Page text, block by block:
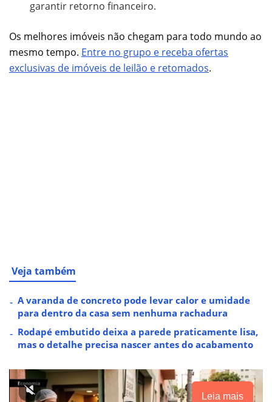
garantir retorno financeiro.
Os melhores imóveis não chegam para todo mundo ao
mesmo tempo. Entre no grupo e receba ofertas
exclusivas de imóveis de leilão e retomados.
Veja também
A varanda de concreto pode levar calor e umidade
para dentro da casa sem nenhuma rachadura
Rodapé embutido deixa a parede praticamente lisa,
mas o detalhe precisa nascer antes do acabamento
Leia mais